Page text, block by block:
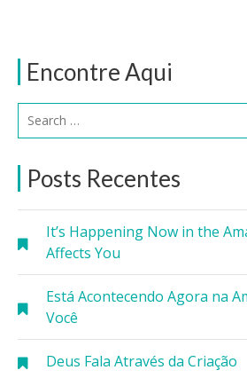
Encontre Aqui
Posts Recentes
It’s Happening Now in the
Affects You
Está Acontecendo Agora na
Você
Deus Fala Através da Criação